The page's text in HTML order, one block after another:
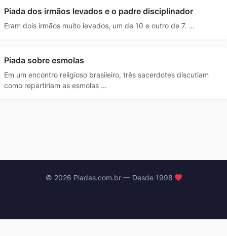
Piada dos irmãos levados e o padre disciplinador
Eram dois irmãos muito levados, um de 10 e outro de 7. …
Piada sobre esmolas
Em um encontro religioso brasileiro, três sacerdotes discutiam
como repartiriam as esmolas …
© 2026 Piadas.com.br — Desde 1998